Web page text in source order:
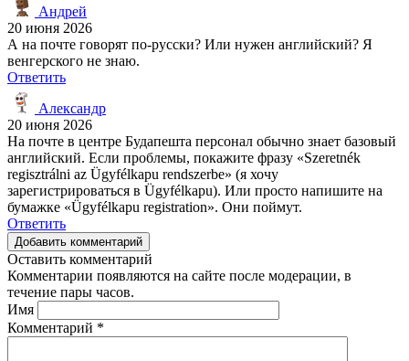
Андрей
20 июня 2026
А на почте говорят по-русски? Или нужен английский? Я
венгерского не знаю.
Ответить
Александр
20 июня 2026
На почте в центре Будапешта персонал обычно знает базовый
английский. Если проблемы, покажите фразу «Szeretnék
regisztrálni az Ügyfélkapu rendszerbe» (я хочу
зарегистрироваться в Ügyfélkapu). Или просто напишите на
бумажке «Ügyfélkapu registration». Они поймут.
Ответить
Добавить комментарий
Оставить комментарий
Комментарии появляются на сайте после модерации, в
течение пары часов.
Имя
Комментарий *